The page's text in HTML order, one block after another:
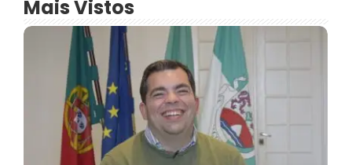
Mais Vistos